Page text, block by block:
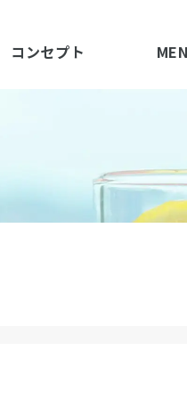
コンセプト